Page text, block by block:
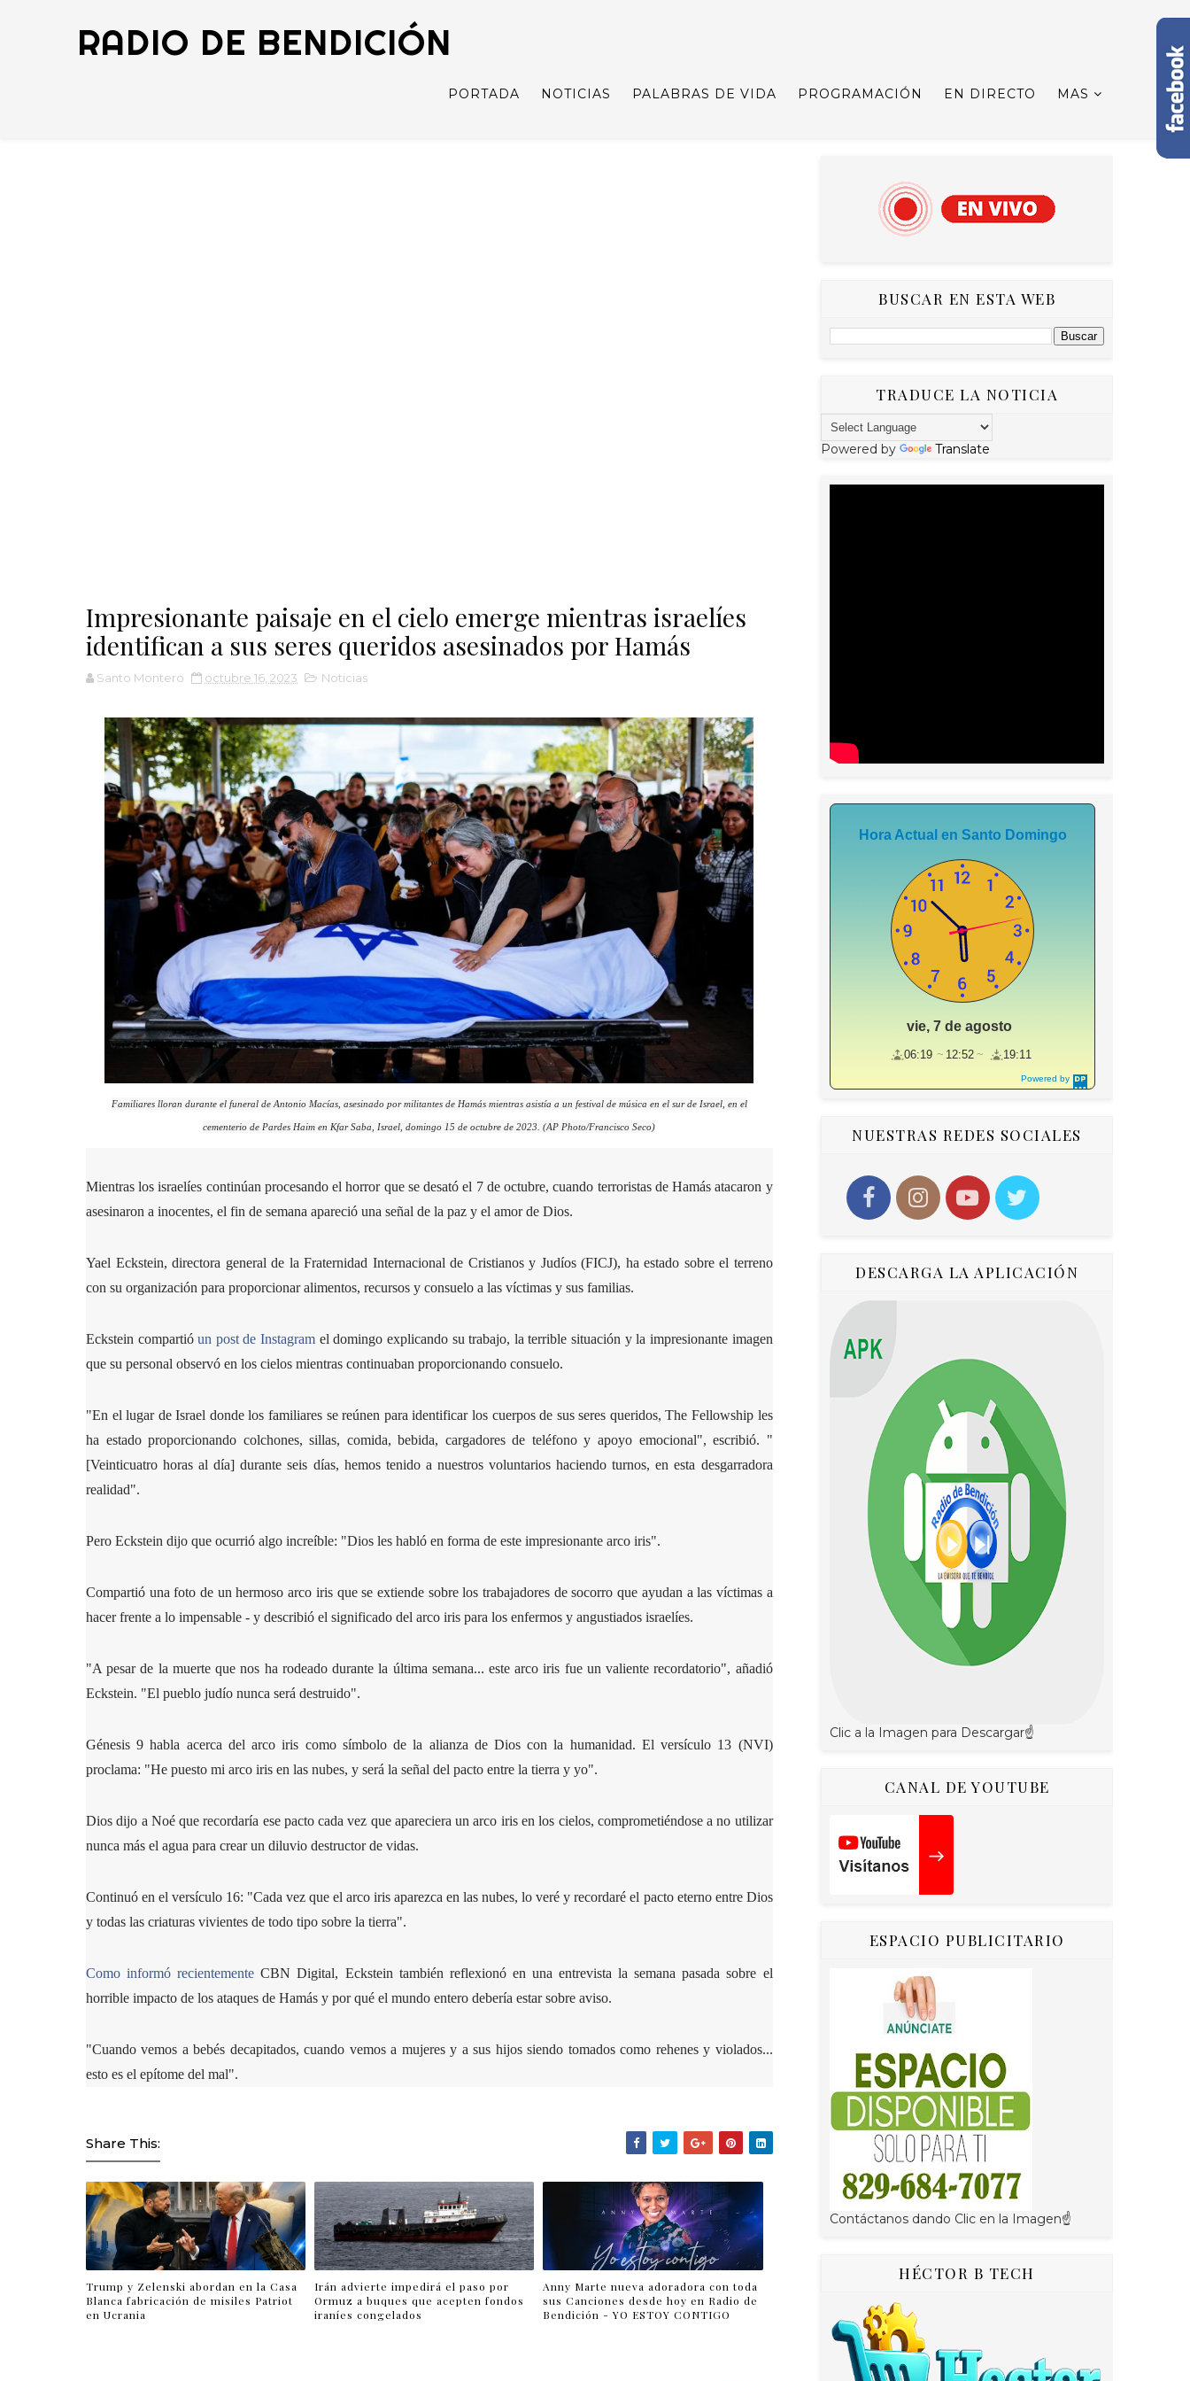
RADIO DE BENDICIÓN
PORTADA NOTICIAS PALABRAS DE VIDA PROGRAMACIÓN EN DIRECTO MAS
Impresionante paisaje en el cielo emerge mientras israelíes
identifican a sus seres queridos asesinados por Hamás
Santo Montero octubre 16, 2023 Noticias
Familiares lloran durante el funeral de Antonio Macías, asesinado por militantes de Hamás mientras asistía a un festival de música en el sur de Israel, en el
cementerio de Pardes Haim en Kfar Saba, Israel, domingo 15 de octubre de 2023. (AP Photo/Francisco Seco)
Mientras los israelíes continúan procesando el horror que se desató el 7 de octubre, cuando terroristas de Hamás atacaron y
asesinaron a inocentes, el fin de semana apareció una señal de la paz y el amor de Dios.
Yael Eckstein, directora general de la Fraternidad Internacional de Cristianos y Judíos (FICJ), ha estado sobre el terreno
con su organización para proporcionar alimentos, recursos y consuelo a las víctimas y sus familias.
Eckstein compartióun post de Instagram el domingo explicando su trabajo, la terrible situación y la impresionante imagen
que su personal observó en los cielos mientras continuaban proporcionando consuelo.
"En el lugar de Israel donde los familiares se reúnen para identificar los cuerpos de sus seres queridos, The Fellowship les
ha estado proporcionando colchones, sillas, comida, bebida, cargadores de teléfono y apoyo emocional", escribió. "
[Veinticuatro horas al día] durante seis días, hemos tenido a nuestros voluntarios haciendo turnos, en esta desgarradora
realidad".
Pero Eckstein dijo que ocurrió algo increíble: "Dios les habló en forma de este impresionante arco iris".
Compartió una foto de un hermoso arco iris que se extiende sobre los trabajadores de socorro que ayudan a las víctimas a
hacer frente a lo impensable - y describió el significado del arco iris para los enfermos y angustiados israelíes.
"A pesar de la muerte que nos ha rodeado durante la última semana... este arco iris fue un valiente recordatorio", añadió
Eckstein. "El pueblo judío nunca será destruido".
Génesis 9 habla acerca del arco iris como símbolo de la alianza de Dios con la humanidad. El versículo 13 (NVI)
proclama: "He puesto mi arco iris en las nubes, y será la señal del pacto entre la tierra y yo".
Dios dijo a Noé que recordaría ese pacto cada vez que apareciera un arco iris en los cielos, comprometiéndose a no utilizar
nunca más el agua para crear un diluvio destructor de vidas.
Continuó en el versículo 16: "Cada vez que el arco iris aparezca en las nubes, lo veré y recordaré el pacto eterno entre Dios
y todas las criaturas vivientes de todo tipo sobre la tierra".
Como informó recientemente CBN Digital, Eckstein también reflexionó en una entrevista la semana pasada sobre el
horrible impacto de los ataques de Hamás y por qué el mundo entero debería estar sobre aviso.
"Cuando vemos a bebés decapitados, cuando vemos a mujeres y a sus hijos siendo tomados como rehenes y violados...
esto es el epítome del mal".
Share This:
Trump y Zelenski abordan en la Casa
Blanca fabricación de misiles Patriot
en Ucrania
Irán advierte impedirá el paso por
Ormuz a buques que acepten fondos
iraníes congelados
Anny Marte nueva adoradora con toda
sus Canciones desde hoy en Radio de
Bendición - YO ESTOY CONTIGO
BUSCAR EN ESTA WEB
TRADUCE LA NOTICIA
Powered by Translate
Powered by
DaysPedia.c
Hora Actual en Santo Domingo
vie, 7 de agosto
06:19 12:52 19:11
NUESTRAS REDES SOCIALES
DESCARGA LA APLICACIÓN
Clic a la Imagen para Descargar☝
CANAL DE YOUTUBE
ESPACIO PUBLICITARIO
Contáctanos dando Clic en la Imagen☝
HÉCTOR B TECH